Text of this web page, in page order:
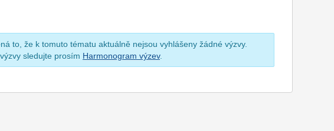
to, že k tomuto tématu aktuálně nejsou vyhlášeny žádné výzvy.
sledujte prosím Harmonogram výzev.